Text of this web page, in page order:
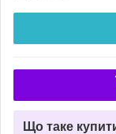
Що таке